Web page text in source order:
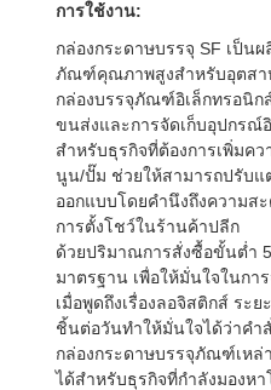
การใช้งาน:
กล่องกระดาษบรรจุ SF เป็
ภัณฑ์คุณภาพสูงสำหรับอุตสา
กล่องบรรจุภัณฑ์อิเล็กทรอนิก
ขนส่งและการจัดเก็บอุปกรณ์
สำหรับธุรกิจที่ต้องการเพิ่มค
นูน/ปั๊ม ช่วยให้สามารถปรับแ
ออกแบบโดยคำนึงถึงความส
การตั้งโชว์ในร้านค้าปลีก
ด้วยปริมาณการสั่งซื้อขั้นต่ำ
มาตรฐาน เพื่อให้มั่นใจในกา
เมื่อพูดถึงเรื่องลอจิสติกส์ ระ
ชิ้นต่อวันทำให้มั่นใจได้ว่าคำ
กล่องกระดาษบรรจุภัณฑ์เหล่
ได้สำหรับธุรกิจที่กำลังมอง